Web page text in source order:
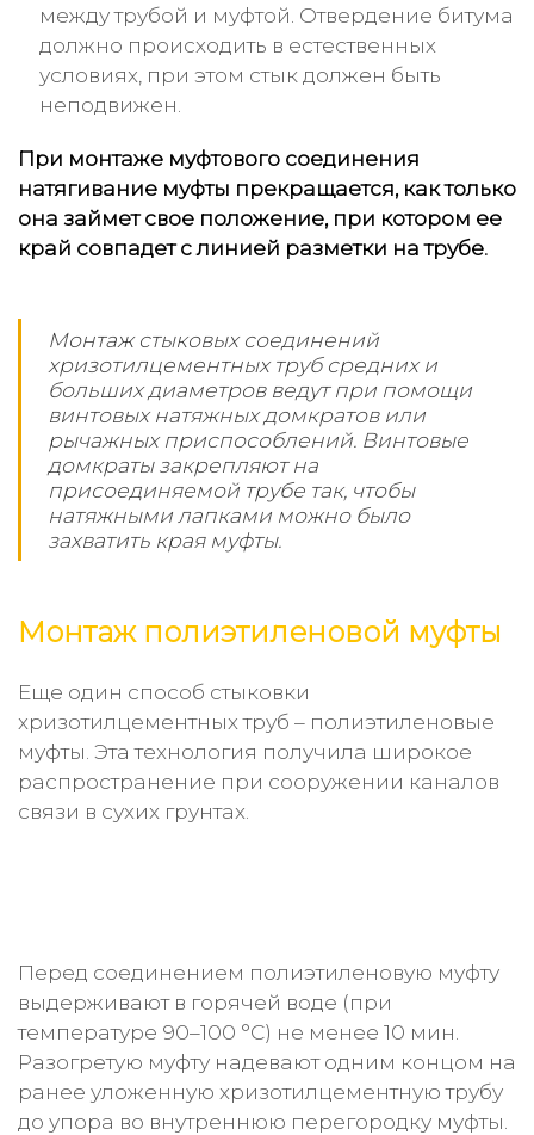
между трубой и муфтой. Отвердение битума
должно происходить в естественных
условиях, при этом стык должен быть
неподвижен.
При монтаже муфтового соединения
натягивание муфты прекращается, как только
она займет свое положение, при котором ее
край совпадет с линией разметки на трубе.
Монтаж стыковых соединений
хризотилцементных труб средних и
больших диаметров ведут при помощи
винтовых натяжных домкратов или
рычажных приспособлений. Винтовые
домкраты закрепляют на
присоединяемой трубе так, чтобы
натяжными лапками можно было
захватить края муфты.
Монтаж полиэтиленовой муфты
Еще один способ стыковки
хризотилцементных труб – полиэтиленовые
муфты. Эта технология получила широкое
распространение при сооружении каналов
связи в сухих грунтах.
Перед соединением полиэтиленовую муфту
выдерживают в горячей воде (при
температуре 90–100 °С) не менее 10 мин.
Разогретую муфту надевают одним концом на
ранее уложенную хризотилцементную трубу
до упора во внутреннюю перегородку муфты.